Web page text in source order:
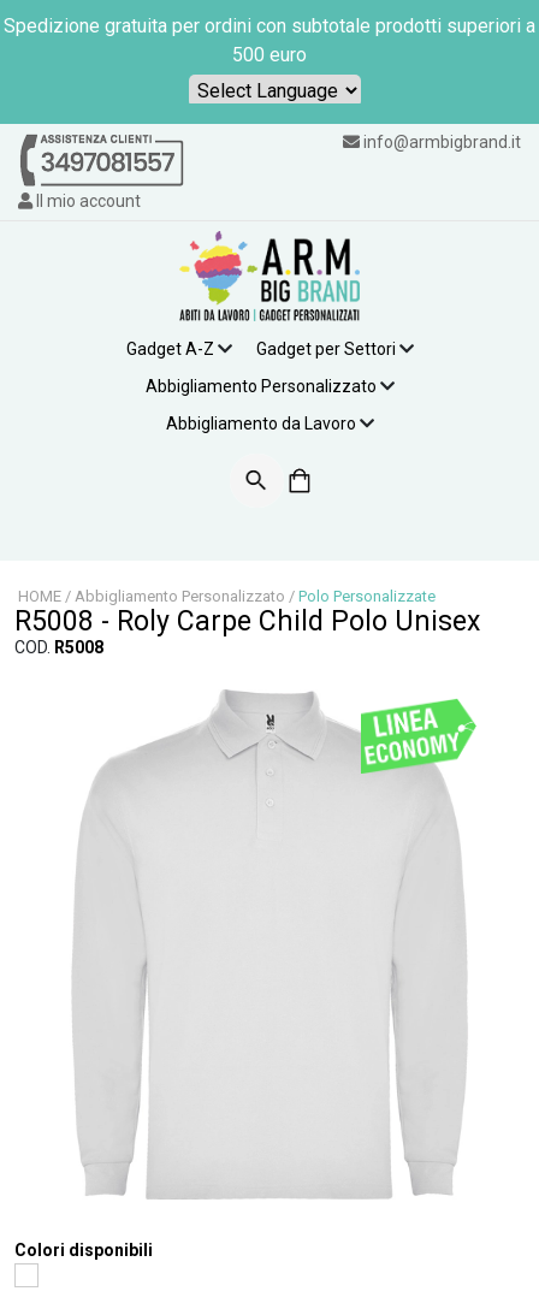
Spedizione gratuita per ordini con subtotale prodotti superiori a
500 euro
Powered by
info@armbigbrand.it
Il mio account
Gadget A-Z
Gadget per Settori
Abbigliamento Personalizzato
Abbigliamento da Lavoro
HOME / Abbigliamento Personalizzato / Polo Personalizzate
R5008 - Roly Carpe Child Polo Unisex
COD. R5008
Colori disponibili